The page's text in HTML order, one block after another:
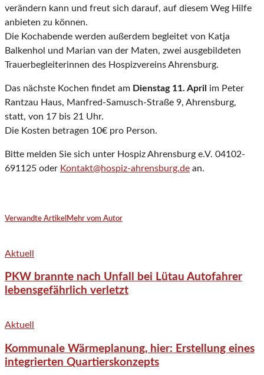
verändern kann und freut sich darauf, auf diesem Weg Hilfe
anbieten zu können.
Die Kochabende werden außerdem begleitet von Katja
Balkenhol und Marian van der Maten, zwei ausgebildeten
Trauerbegleiterinnen des Hospizvereins Ahrensburg.
Das nächste Kochen findet am Dienstag 11. April im Peter
Rantzau Haus, Manfred-Samusch-Straße 9, Ahrensburg,
statt, von 17 bis 21 Uhr.
Die Kosten betragen 10€ pro Person.
Bitte melden Sie sich unter Hospiz Ahrensburg e.V. 04102-
691125 oder Kontakt@hospiz-ahrensburg.de an.
Verwandte Artikel Mehr vom Autor
Aktuell
PKW brannte nach Unfall bei Lütau Autofahrer
lebensgefährlich verletzt
Aktuell
Kommunale Wärmeplanung, hier: Erstellung eines
integrierten Quartierskonzepts